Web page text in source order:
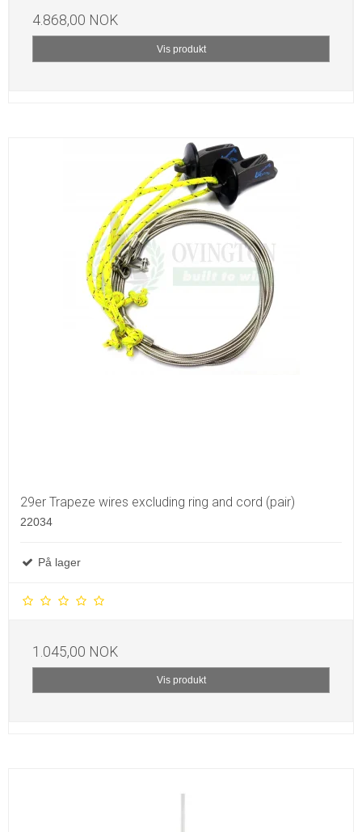
4.868,00 NOK
Vis produkt
29er Trapeze wires excluding ring and cord (pair)
22034
På lager
1.045,00 NOK
Vis produkt